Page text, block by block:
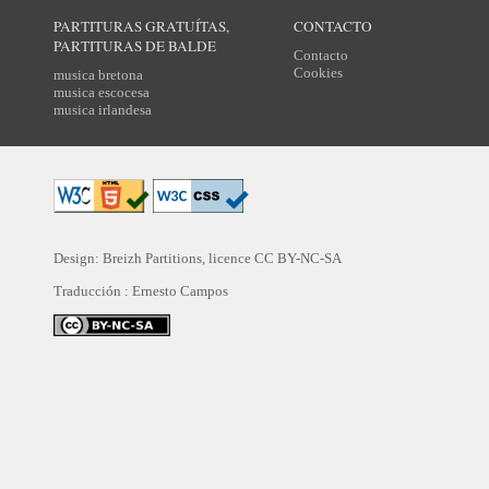
PARTITURAS GRATUÍTAS,
PARTITURAS DE BALDE
musica bretona
musica escocesa
musica irlandesa
CONTACTO
Contacto
Cookies
Design: Breizh Partitions, licence CC BY-NC-SA
Traducción : Ernesto Campos